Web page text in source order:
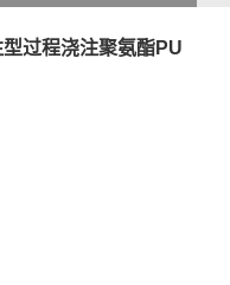
过程浇注聚氨酯PU